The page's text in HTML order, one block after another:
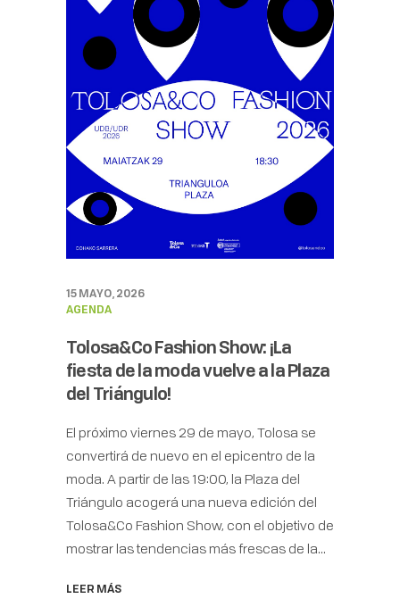
15 MAYO, 2026
AGENDA
Tolosa&Co Fashion Show: ¡La
fiesta de la moda vuelve a la Plaza
del Triángulo!
El próximo viernes 29 de mayo, Tolosa se
convertirá de nuevo en el epicentro de la
moda. A partir de las 19:00, la Plaza del
Triángulo acogerá una nueva edición del
Tolosa&Co Fashion Show, con el objetivo de
mostrar las tendencias más frescas de la...
LEER MÁS